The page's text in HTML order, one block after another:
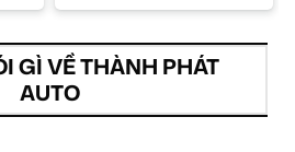
GÌ VỀ THÀNH PHÁT
AUTO